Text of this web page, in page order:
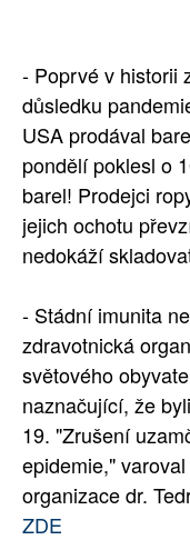
- Poprvé v historii
důsledku
USA prodával
pondělí poklesl o
barel! Prodejci
jejich ochotu
nedokáží
- Stádní imunita
zdravotnická
světového
naznačující, že
19. "Zrušení
epidemie,"
organizace dr.
ZDE